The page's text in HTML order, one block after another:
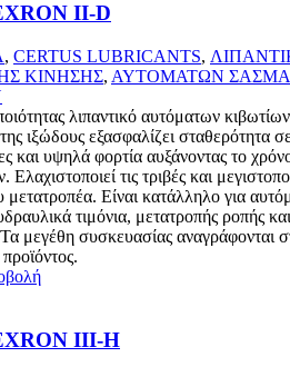
II-D
, CERTUS LUBRICANTS,
ΚΙΝΗΣΗΣ, ΑΥΤΟΜΑΤΩΝ
λιπαντικό αυτόματων
ιξώδους εξασφαλίζει σταθερότητα
και υψηλά φορτία αυξάνοντας το
Ελαχιστοποιεί τις τριβές και
Είναι κατάλληλο για
τιμόνια, μετατροπής ροπής
μεγέθη συσκευασίας αναγράφονται
III-H